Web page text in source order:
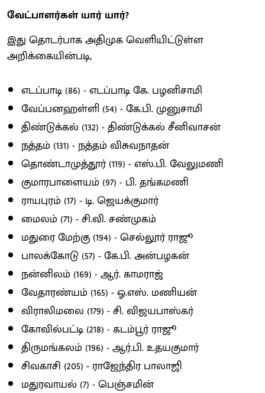
வேட்பாளர்கள் யார் யார்?
இது தொடர்பாக அதிமுக வெளியிட்டுள்ள
அறிக்கையின்படி,
எடப்பாடி (86) - எடப்பாடி கே. பழனிசாமி
வேப்பனஹள்ளி (54) - கே.பி. முனுசாமி
திண்டுக்கல் (132) - திண்டுக்கல் சீனிவாசன்
நத்தம் (131) - நத்தம் விசுவநாதன்
தொண்டாமுத்தூர் (119) - எஸ்.பி. வேலுமணி
குமாரபாளையம் (97) - பி. தங்கமணி
ராயபுரம் (17) - டி. ஜெயக்குமார்
மைலம் (71) - சி.வி. சண்முகம்
மதுரை மேற்கு (194) - செல்லூர் ராஜூ
பாலக்கோடு (57) - கே.பி. அன்பழகன்
நன்னிலம் (169) - ஆர். காமராஜ்
வேதாரண்யம் (165) - ஓ.எஸ். மணியன்
விராலிமலை (179) - சி. விஜயபாஸ்கர்
கோவில்பட்டி (218) - கடம்பூர் ராஜூ
திருமங்கலம் (196) - ஆர்.பி. உதயகுமார்
சிவகாசி (205) - ராஜேந்திர பாலாஜி
மதுரவாயல் (7) - பெஞ்சமின்